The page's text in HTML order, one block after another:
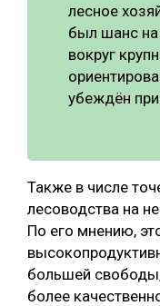
лесное
был шанс на
вокруг
убеждён
Также в числе
лесоводства на
По его мнению,
большей
более